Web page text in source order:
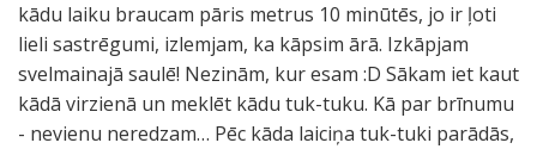
kādu laiku braucam pāris metrus 10 minūtēs, jo ir ļoti
lieli sastrēgumi, izlemjam, ka kāpsim ārā. Izkāpjam
svelmainajā saulē! Nezinām, kur esam :D Sākam iet kaut
kādā virzienā un meklēt kādu tuk-tuku. Kā par brīnumu
- nevienu neredzam… Pēc kāda laiciņa tuk-tuki parādās,